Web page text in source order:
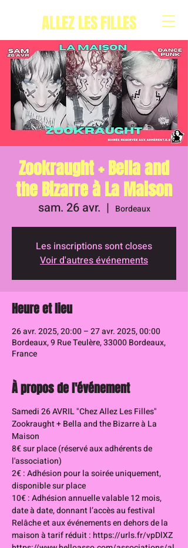
ALLEZ LES FILLES
Zookraught + Bella and
the Bizarre à La Maison
sam. 26 avr.
  |
Bordeaux
Les inscriptions sont closes
Voir d'autres événements
Heure et lieu
26 avr. 2025, 20:00 – 27 avr. 2025, 00:00
Bordeaux, 9 Rue Teulère, 33000 Bordeaux,
France
À propos de l'événement
Samedi 26 AVRIL "Chez Allez Les Filles"
Zookraught + Bella and the Bizarre à La
Maison
8€ sur place (réservé aux adhérents de
l'association)
2€ : Adhésion pour la soirée uniquement,
disponible sur place
10€ : Adhésion annuelle valable 12 mois,
date à date, donnant l’accès au festival
Relâche et aux événements en dehors de la
maison à tarif réduit : https://urls.fr/vpDlXZ